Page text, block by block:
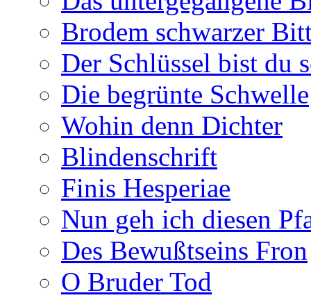
Brodem schwarzer
Der Schlüssel bist du
Die begrünte Schwelle
Wohin denn Dichter
Blindenschrift
Finis Hesperiae
Nun geh ich diesen
Des Bewußtseins Fron
O Bruder Tod